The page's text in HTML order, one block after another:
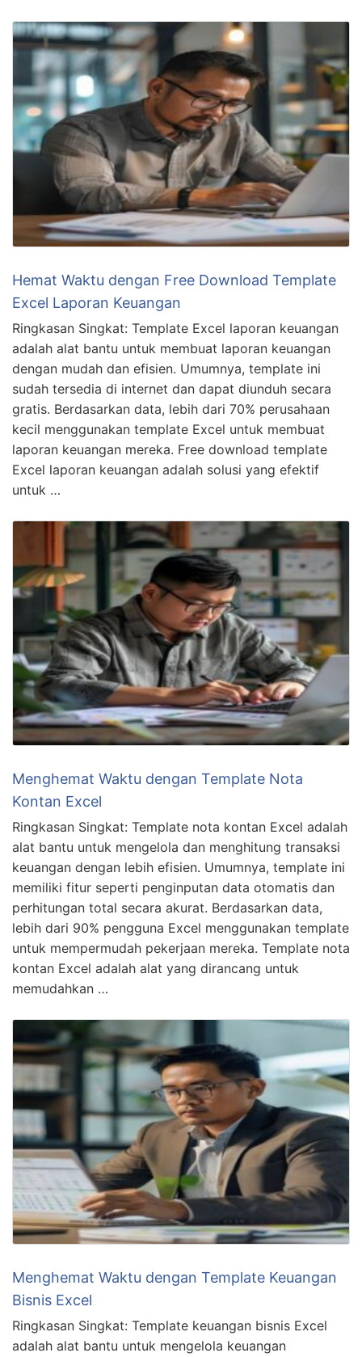
Hemat Waktu dengan Free Download Template
Excel Laporan Keuangan
Ringkasan Singkat: Template Excel laporan keuangan
adalah alat bantu untuk membuat laporan keuangan
dengan mudah dan efisien. Umumnya, template ini
sudah tersedia di internet dan dapat diunduh secara
gratis. Berdasarkan data, lebih dari 70% perusahaan
kecil menggunakan template Excel untuk membuat
laporan keuangan mereka. Free download template
Excel laporan keuangan adalah solusi yang efektif
untuk …
Menghemat Waktu dengan Template Nota
Kontan Excel
Ringkasan Singkat: Template nota kontan Excel adalah
alat bantu untuk mengelola dan menghitung transaksi
keuangan dengan lebih efisien. Umumnya, template ini
memiliki fitur seperti penginputan data otomatis dan
perhitungan total secara akurat. Berdasarkan data,
lebih dari 90% pengguna Excel menggunakan template
untuk mempermudah pekerjaan mereka. Template nota
kontan Excel adalah alat yang dirancang untuk
memudahkan …
Menghemat Waktu dengan Template Keuangan
Bisnis Excel
Ringkasan Singkat: Template keuangan bisnis Excel
adalah alat bantu untuk mengelola keuangan